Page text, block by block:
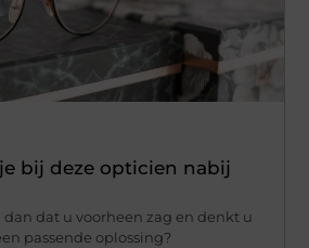
bij deze opticien nabij
dat u voorheen zag en denkt u
passende oplossing?